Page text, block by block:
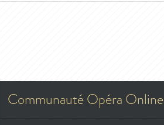
Communauté Opéra Online